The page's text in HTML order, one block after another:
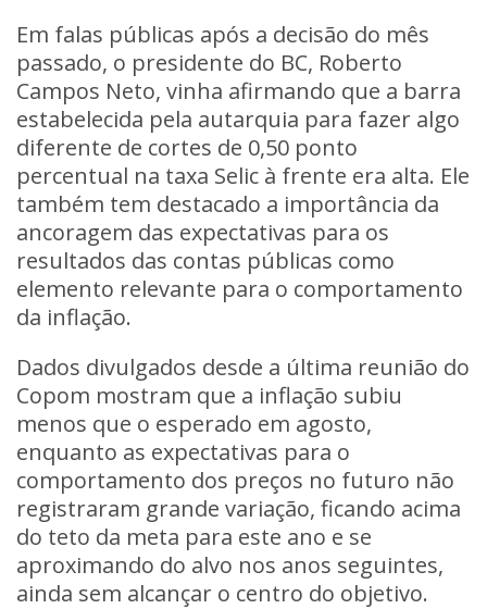
Em falas públicas após a decisão do mês
passado, o presidente do BC, Roberto
Campos Neto, vinha afirmando que a barra
estabelecida pela autarquia para fazer algo
diferente de cortes de 0,50 ponto
percentual na taxa Selic à frente era alta. Ele
também tem destacado a importância da
ancoragem das expectativas para os
resultados das contas públicas como
elemento relevante para o comportamento
da inflação.
Dados divulgados desde a última reunião do
Copom mostram que a inflação subiu
menos que o esperado em agosto,
enquanto as expectativas para o
comportamento dos preços no futuro não
registraram grande variação, ficando acima
do teto da meta para este ano e se
aproximando do alvo nos anos seguintes,
ainda sem alcançar o centro do objetivo.